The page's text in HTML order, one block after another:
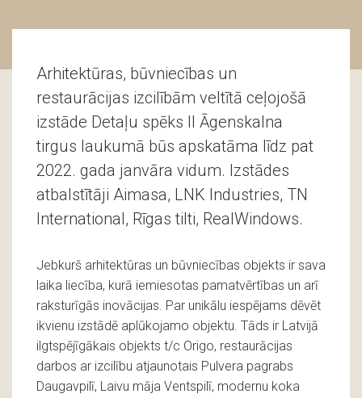
Arhitektūras, būvniecības un
restaurācijas izcilībām veltītā ceļojošā
izstāde Detaļu spēks II Āgenskalna
tirgus laukumā būs apskatāma līdz pat
2022. gada janvāra vidum. Izstādes
atbalstītāji Aimasa, LNK Industries, TN
International, Rīgas tilti, RealWindows.
Jebkurš arhitektūras un būvniecības objekts ir sava
laika liecība, kurā iemiesotas pamatvērtības un arī
raksturīgās inovācijas. Par unikālu iespējams dēvēt
ikvienu izstādē aplūkojamo objektu. Tāds ir Latvijā
ilgtspējīgākais objekts t/c Origo, restaurācijas
darbos ar izcilību atjaunotais Pulvera pagrabs
Daugavpilī, Laivu māja Ventspilī, modernu koka